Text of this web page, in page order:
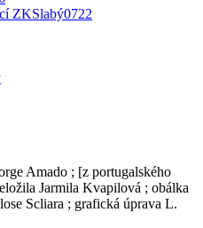
Amado ; [z portugalského
Jarmila Kvapilová ; obálka
Scliara ; grafická úprava L.